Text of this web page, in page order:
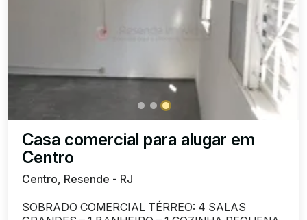
Casa comercial para alugar em
Centro
Centro, Resende - RJ
SOBRADO COMERCIAL TÉRREO: 4 SALAS